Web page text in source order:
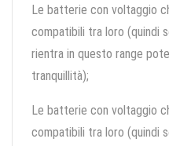
Le batterie con voltaggio
compatibili tra loro (quindi
rientra in questo range
tranquillità);
Le batterie con voltaggio
compatibili tra loro (quindi